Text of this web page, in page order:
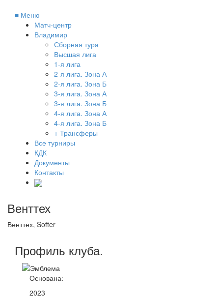
≡ Меню
Матч-центр
Владимир
Сборная тура
Высшая лига
1-я лига
2-я лига. Зона А
2-я лига. Зона Б
3-я лига. Зона А
3-я лига. Зона Б
4-я лига. Зона А
4-я лига. Зона Б
+ Трансферы
Все турниры
КДК
Документы
Контакты
Венттех
Венттех, Softer
Профиль клуба.
Основана:
2023